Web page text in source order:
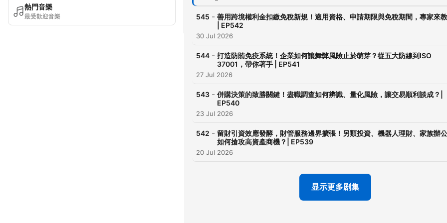
熱門音樂
最受歡迎音樂
追蹤 KPMG安侯建業
請搜尋：kpmgtaiwan
545 - 善用跨境權利金扣繳免稅新規！適用資格、申請期限與免稅期間，專家來
| EP542
30 Jul 2026
544 - 打造防賄免疫系統！企業如何讓舞弊風險止於萌芽？從五大防線到ISO
37001，帶你著手 | EP541
27 Jul 2026
543 - 併購決策的致勝關鍵！盡職調查如何辨識、量化風險，讓交易順利談成？|
EP540
23 Jul 2026
542 - 留財引資效應發酵，財管服務邊界擴張！另類投資、機器人理財、家族辦
如何搶攻高資產商機？| EP539
20 Jul 2026
显示更多剧集